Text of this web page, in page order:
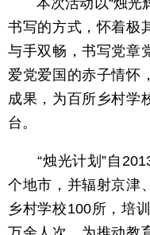
书写的方式，怀着极
与手双畅，书写党章
爱党爱国的赤子情怀
成果，为百所乡村学
台。
“烛光计划”自
个地市，并辐射京津
乡村学校100所，培